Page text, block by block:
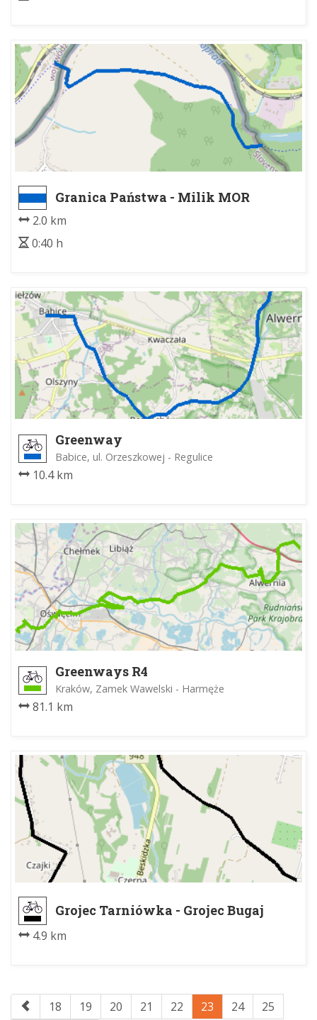
Granica Państwa - Milik MOR
2.0 km
0:40 h
Greenway
Babice, ul. Orzeszkowej - Regulice
10.4 km
Greenways R4
Kraków, Zamek Wawelski - Harmęże
81.1 km
Grojec Tarniówka - Grojec Bugaj
4.9 km
18 19 20 21 22 23 24
25